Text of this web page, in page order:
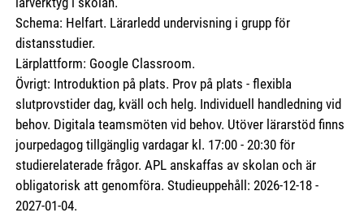
Schema: Helfart. Lärarledd undervisning i grupp för
distansstudier.
Lärplattform: Google Classroom.
Övrigt: Introduktion på plats. Prov på plats - flexibla
slutprovstider dag, kväll och helg. Individuell handledning vid
behov. Digitala teamsmöten vid behov. Utöver lärarstöd finns
jourpedagog tillgänglig vardagar kl. 17:00 - 20:30 för
studierelaterade frågor. APL anskaffas av skolan och är
obligatorisk att genomföra. Studieuppehåll: 2026-12-18 -
2027-01-04.